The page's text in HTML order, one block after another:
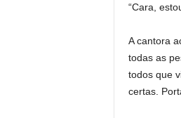
“Cara,
A cantora
todas as
todos que
certas.